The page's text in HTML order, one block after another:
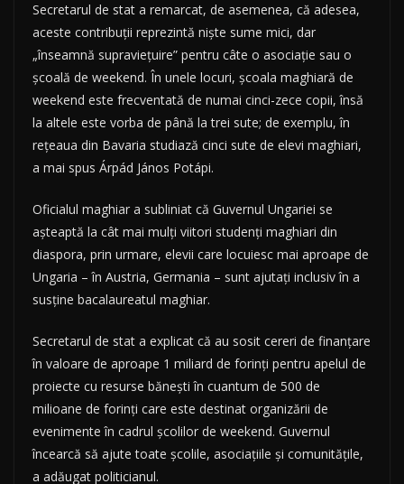
Secretarul de stat a remarcat, de asemenea, că adesea,
aceste contribuţii reprezintă nişte sume mici, dar
„înseamnă supravieţuire” pentru câte o asociaţie sau o
şcoală de weekend. În unele locuri, şcoala maghiară de
weekend este frecventată de numai cinci-zece copii, însă
la altele este vorba de până la trei sute; de exemplu, în
reţeaua din Bavaria studiază cinci sute de elevi maghiari,
a mai spus Árpád János Potápi.
Oficialul maghiar a subliniat că Guvernul Ungariei se
aşteaptă la cât mai mulţi viitori studenţi maghiari din
diaspora, prin urmare, elevii care locuiesc mai aproape de
Ungaria – în Austria, Germania – sunt ajutaţi inclusiv în a
susţine bacalaureatul maghiar.
Secretarul de stat a explicat că au sosit cereri de finanţare
în valoare de aproape 1 miliard de forinţi pentru apelul de
proiecte cu resurse băneşti în cuantum de 500 de
milioane de forinţi care este destinat organizării de
evenimente în cadrul şcolilor de weekend. Guvernul
încearcă să ajute toate şcolile, asociaţiile şi comunităţile,
a adăugat politicianul.